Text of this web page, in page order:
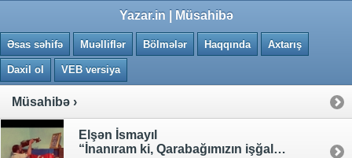
Yazar.in | Müsahibə
Əsas səhifə Muəlliflər Bölmələr Haqqında Axtarış
Daxil ol VEB versiya
Müsahibə ›
Elşən İsmayıl
“İnanıram ki, Qarabağımızın işğaldan azad olunması münasibətilə hələ bundan sonra bir-birindən gözəl filmlər çəkiləcək.” - İBRAHİM HƏSSAS